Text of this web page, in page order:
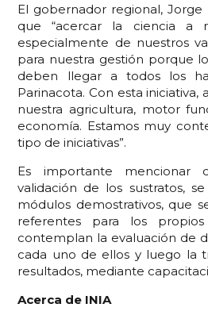
El gobernador regional,
que “acercar la ciencia a
especialmente de nuestros
para nuestra gestión porque
deben llegar a todos los
Parinacota. Con esta iniciativa,
nuestra agricultura, motor
economía. Estamos muy
tipo de iniciativas”.
Es importante mencionar
validación de los sustratos,
módulos demostrativos, que
referentes para los
contemplan la evaluación de
cada uno de ellos y luego la
resultados, mediante
Acerca de INIA